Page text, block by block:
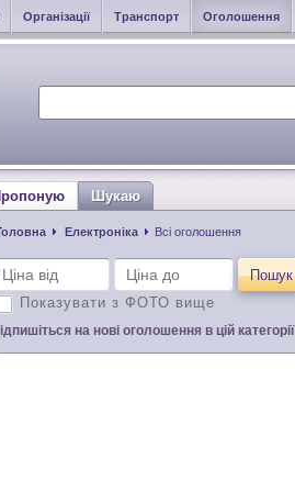
Організації Транспорт Оголошення
Шукаю
Електроніка Всі оголошення
Пошук
Показувати з ФОТО вище
на нові оголошення в цій категорії